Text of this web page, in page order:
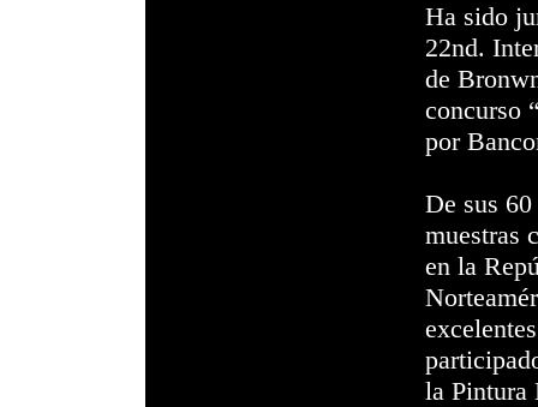
Ha sido
22nd.
de
concurso
por
De sus
muestras
en la
la Pintura